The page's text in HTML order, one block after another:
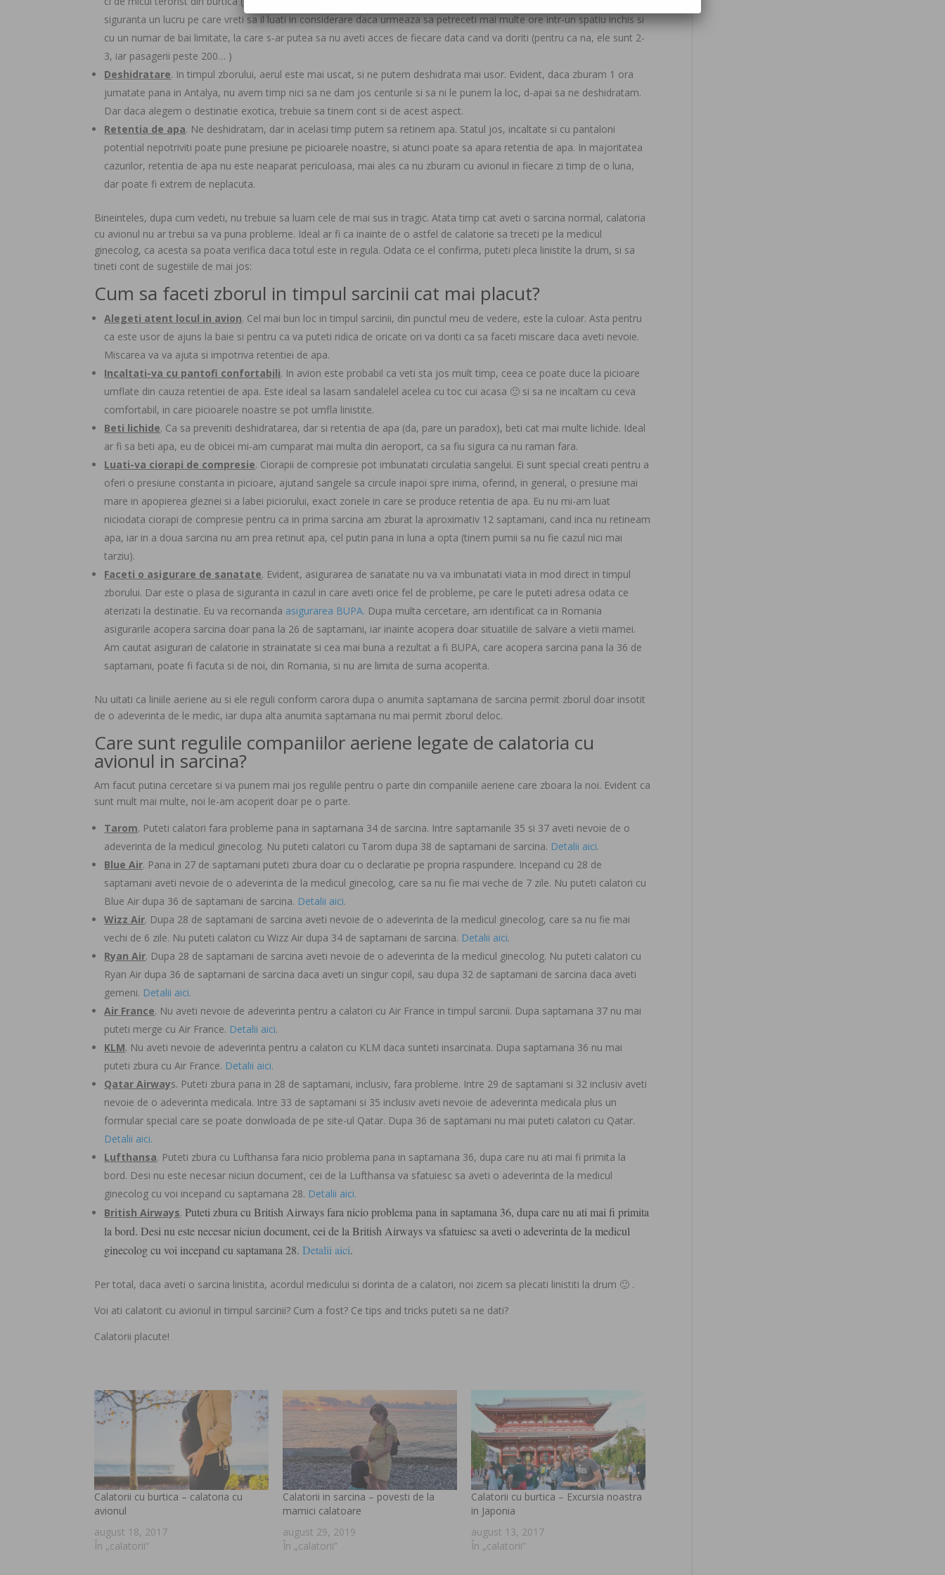
siguranta un lucru pe care vreti sa il luati in considerare daca urmeaza sa petreceti mai multe ore intr-un spatiu inchis si
cu un numar de bai limitate, la care s-ar putea sa nu aveti acces de fiecare data cand va doriti (pentru ca na, ele sunt 2-
3, iar pasagerii peste 200… )
Deshidratare. In timpul zborului, aerul este mai uscat, si ne putem deshidrata mai usor. Evident, daca zburam 1 ora
jumatate pana in Antalya, nu avem timp nici sa ne dam jos centurile si sa ni le punem la loc, d-apai sa ne deshidratam.
Dar daca alegem o destinatie exotica, trebuie sa tinem cont si de acest aspect.
Retentia de apa. Ne deshidratam, dar in acelasi timp putem sa retinem apa. Statul jos, incaltate si cu pantaloni
potential nepotriviti poate pune presiune pe picioarele noastre, si atunci poate sa apara retentia de apa. In majoritatea
cazurilor, retentia de apa nu este neaparat periculoasa, mai ales ca nu zburam cu avionul in fiecare zi timp de o luna,
dar poate fi extrem de neplacuta.
Bineinteles, dupa cum vedeti, nu trebuie sa luam cele de mai sus in tragic. Atata timp cat aveti o sarcina normal, calatoria
cu avionul nu ar trebui sa va puna probleme. Ideal ar fi ca inainte de o astfel de calatorie sa treceti pe la medicul
ginecolog, ca acesta sa poata verifica daca totul este in regula. Odata ce el confirma, puteti pleca linistite la drum, si sa
tineti cont de sugestiile de mai jos:
Cum sa faceti zborul in timpul sarcinii cat mai placut?
Alegeti atent locul in avion. Cel mai bun loc in timpul sarcinii, din punctul meu de vedere, este la culoar. Asta pentru
ca este usor de ajuns la baie si pentru ca va puteti ridica de oricate ori va doriti ca sa faceti miscare daca aveti nevoie.
Miscarea va va ajuta si impotriva retentiei de apa.
Incaltati-va cu pantofi confortabili. In avion este probabil ca veti sta jos mult timp, ceea ce poate duce la picioare
umflate din cauza retentiei de apa. Este ideal sa lasam sandalelel acelea cu toc cui acasa 🙂 si sa ne incaltam cu ceva
comfortabil, in care picioarele noastre se pot umfla linistite.
Beti lichide. Ca sa preveniti deshidratarea, dar si retentia de apa (da, pare un paradox), beti cat mai multe lichide. Ideal
ar fi sa beti apa, eu de obicei mi-am cumparat mai multa din aeroport, ca sa fiu sigura ca nu raman fara.
Luati-va ciorapi de compresie. Ciorapii de compresie pot imbunatati circulatia sangelui. Ei sunt special creati pentru a
oferi o presiune constanta in picioare, ajutand sangele sa circule inapoi spre inima, oferind, in general, o presiune mai
mare in apopierea gleznei si a labei piciorului, exact zonele in care se produce retentia de apa. Eu nu mi-am luat
niciodata ciorapi de compresie pentru ca in prima sarcina am zburat la aproximativ 12 saptamani, cand inca nu retineam
apa, iar in a doua sarcina nu am prea retinut apa, cel putin pana in luna a opta (tinem pumii sa nu fie cazul nici mai
tarziu).
Faceti o asigurare de sanatate. Evident, asigurarea de sanatate nu va va imbunatati viata in mod direct in timpul
zborului. Dar este o plasa de siguranta in cazul in care aveti orice fel de probleme, pe care le puteti adresa odata ce
aterizati la destinatie. Eu va recomanda asigurarea BUPA. Dupa multa cercetare, am identificat ca in Romania
asigurarile acopera sarcina doar pana la 26 de saptamani, iar inainte acopera doar situatiile de salvare a vietii mamei.
Am cautat asigurari de calatorie in strainatate si cea mai buna a rezultat a fi BUPA, care acopera sarcina pana la 36 de
saptamani, poate fi facuta si de noi, din Romania, si nu are limita de suma acoperita.
Nu uitati ca liniile aeriene au si ele reguli conform carora dupa o anumita saptamana de sarcina permit zborul doar insotit
de o adeverinta de le medic, iar dupa alta anumita saptamana nu mai permit zborul deloc.
Care sunt regulile companiilor aeriene legate de calatoria cu
avionul in sarcina?
Am facut putina cercetare si va punem mai jos regulile pentru o parte din companiile aeriene care zboara la noi. Evident ca
sunt mult mai multe, noi le-am acoperit doar pe o parte.
Tarom. Puteti calatori fara probleme pana in saptamana 34 de sarcina. Intre saptamanile 35 si 37 aveti nevoie de o
adeverinta de la medicul ginecolog. Nu puteti calatori cu Tarom dupa 38 de saptamani de sarcina. Detalii aici.
Blue Air. Pana in 27 de saptamani puteti zbura doar cu o declaratie pe propria raspundere. Incepand cu 28 de
saptamani aveti nevoie de o adeverinta de la medicul ginecolog, care sa nu fie mai veche de 7 zile. Nu puteti calatori cu
Blue Air dupa 36 de saptamani de sarcina. Detalii aici.
Wizz Air. Dupa 28 de saptamani de sarcina aveti nevoie de o adeverinta de la medicul ginecolog, care sa nu fie mai
vechi de 6 zile. Nu puteti calatori cu Wizz Air dupa 34 de saptamani de sarcina. Detalii aici.
Ryan Air. Dupa 28 de saptamani de sarcina aveti nevoie de o adeverinta de la medicul ginecolog. Nu puteti calatori cu
Ryan Air dupa 36 de saptamani de sarcina daca aveti un singur copil, sau dupa 32 de saptamani de sarcina daca aveti
gemeni. Detalii aici.
Air France. Nu aveti nevoie de adeverinta pentru a calatori cu Air France in timpul sarcinii. Dupa saptamana 37 nu mai
puteti merge cu Air France. Detalii aici.
KLM. Nu aveti nevoie de adeverinta pentru a calatori cu KLM daca sunteti insarcinata. Dupa saptamana 36 nu mai
puteti zbura cu Air France. Detalii aici.
Qatar Airways. Puteti zbura pana in 28 de saptamani, inclusiv, fara probleme. Intre 29 de saptamani si 32 inclusiv aveti
nevoie de o adeverinta medicala. Intre 33 de saptamani si 35 inclusiv aveti nevoie de adeverinta medicala plus un
formular special care se poate donwloada de pe site-ul Qatar. Dupa 36 de saptamani nu mai puteti calatori cu Qatar.
Detalii aici.
Lufthansa. Puteti zbura cu Lufthansa fara nicio problema pana in saptamana 36, dupa care nu ati mai fi primita la
bord. Desi nu este necesar niciun document, cei de la Lufthansa va sfatuiesc sa aveti o adeverinta de la medicul
ginecolog cu voi incepand cu saptamana 28. Detalii aici.
British Airways.Puteti zbura cu British Airways fara nicio problema pana in saptamana 36, dupa care nu ati mai fi primita
la bord. Desi nu este necesar niciun document, cei de la British Airways va sfatuiesc sa aveti o adeverinta de la medicul
ginecolog cu voi incepand cu saptamana 28.Detalii aici.
Per total, daca aveti o sarcina linistita, acordul medicului si dorinta de a calatori, noi zicem sa plecati linistiti la drum 🙂 .
Voi ati calatorit cu avionul in timpul sarcinii? Cum a fost? Ce tips and tricks puteti sa ne dati?
Calatorii placute!
Calatorii cu burtica – calatoria cu
avionul
august 18, 2017
În „calatorii”
Calatorii in sarcina – povesti de la
mamici calatoare
august 29, 2019
În „calatorii”
Calatorii cu burtica – Excursia noastra
in Japonia
august 13, 2017
În „calatorii”